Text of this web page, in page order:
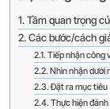
Tầm quan trọng
Các bước/cách
Tiếp nhận công
Nhìn nhận dưới
Đặt ra mục tiêu
Thực hiện